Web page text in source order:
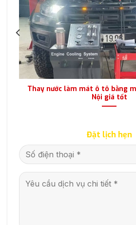
Thay nước làm mát ô tô bằng
Nội giá tốt
Đặt lịch hẹn